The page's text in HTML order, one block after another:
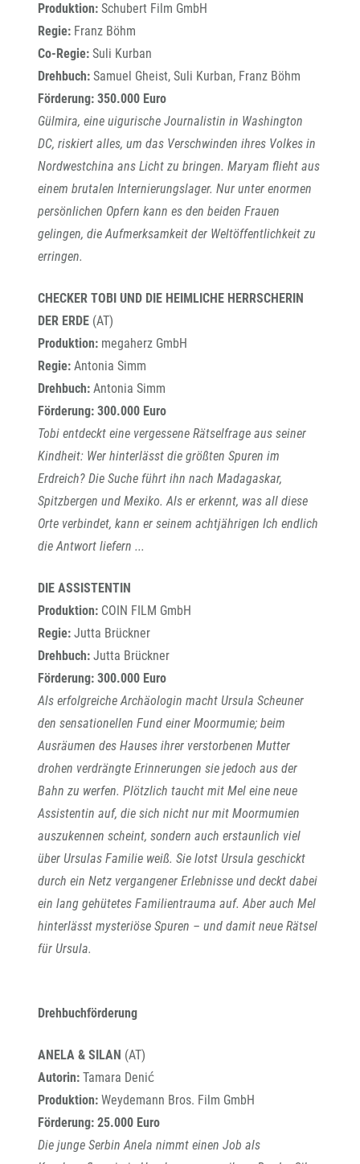
Produktion: Schubert Film GmbH
Regie: Franz Böhm
Co-Regie: Suli Kurban
Drehbuch: Samuel Gheist, Suli Kurban, Franz Böhm
Förderung: 350.000 Euro
Gülmira, eine uigurische Journalistin in Washington
DC, riskiert alles, um das Verschwinden ihres Volkes in
Nordwestchina ans Licht zu bringen. Maryam flieht aus
einem brutalen Internierungslager. Nur unter enormen
persönlichen Opfern kann es den beiden Frauen
gelingen, die Aufmerksamkeit der Weltöffentlichkeit zu
erringen.
CHECKER TOBI UND DIE HEIMLICHE HERRSCHERIN
DER ERDE (AT)
Produktion: megaherz GmbH
Regie: Antonia Simm
Drehbuch: Antonia Simm
Förderung: 300.000 Euro
Tobi entdeckt eine vergessene Rätselfrage aus seiner
Kindheit: Wer hinterlässt die größten Spuren im
Erdreich? Die Suche führt ihn nach Madagaskar,
Spitzbergen und Mexiko. Als er erkennt, was all diese
Orte verbindet, kann er seinem achtjährigen Ich endlich
die Antwort liefern ...
DIE ASSISTENTIN
Produktion: COIN FILM GmbH
Regie: Jutta Brückner
Drehbuch: Jutta Brückner
Förderung: 300.000 Euro
Als erfolgreiche Archäologin macht Ursula Scheuner
den sensationellen Fund einer Moormumie; beim
Ausräumen des Hauses ihrer verstorbenen Mutter
drohen verdrängte Erinnerungen sie jedoch aus der
Bahn zu werfen. Plötzlich taucht mit Mel eine neue
Assistentin auf, die sich nicht nur mit Moormumien
auszukennen scheint, sondern auch erstaunlich viel
über Ursulas Familie weiß. Sie lotst Ursula geschickt
durch ein Netz vergangener Erlebnisse und deckt dabei
ein lang gehütetes Familientrauma auf. Aber auch Mel
hinterlässt mysteriöse Spuren – und damit neue Rätsel
für Ursula.
Drehbuchförderung
ANELA & SILAN (AT)
Autorin: Tamara Denić
Produktion: Weydemann Bros. Film GmbH
Förderung: 25.000 Euro
Die junge Serbin Anela nimmt einen Job als